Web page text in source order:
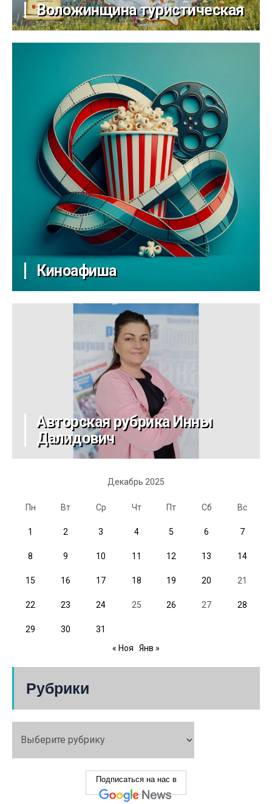
Воложинщина туристическая
Киноафиша
Авторская рубрика Инны
Далидович
Декабрь 2025
Пн Вт Ср Чт Пт Сб Вс
1 2 3 4 5 6 7
8 9 10 11 12 13 14
15 16 17 18 19 20 21
22 23 24 25 26 27 28
29 30
31
« Ноя
Янв »
Рубрики
Подписаться на нас в